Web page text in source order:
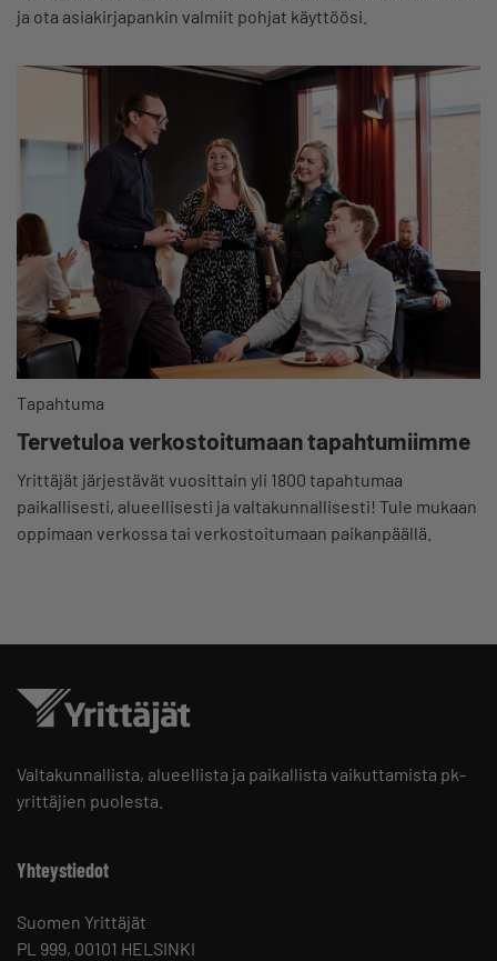
ja ota asiakirjapankin valmiit pohjat käyttöösi.
Tapahtuma
Tervetuloa verkostoitumaan tapahtumiimme
Yrittäjät järjestävät vuosittain yli 1800 tapahtumaa
paikallisesti, alueellisesti ja valtakunnallisesti! Tule mukaan
oppimaan verkossa tai verkostoitumaan paikanpäällä.
Valtakunnallista, alueellista ja paikallista vaikuttamista pk-
yrittäjien puolesta.
Yhteystiedot
Suomen Yrittäjät
PL 999, 00101 HELSINKI